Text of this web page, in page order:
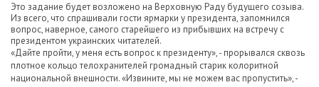
Это задание будет возложено на Верховную Раду будущего созыва.
Из всего, что спрашивали гости ярмарки у президента, запомнился
вопрос, наверное, самого старейшего из прибывших на встречу с
президентом украинских читателей.
«Дайте пройти, у меня есть вопрос к президенту», - прорывался сквозь
плотное кольцо телохранителей громадный старик колоритной
национальной внешности. «Извините, мы не можем вас пропустить», -